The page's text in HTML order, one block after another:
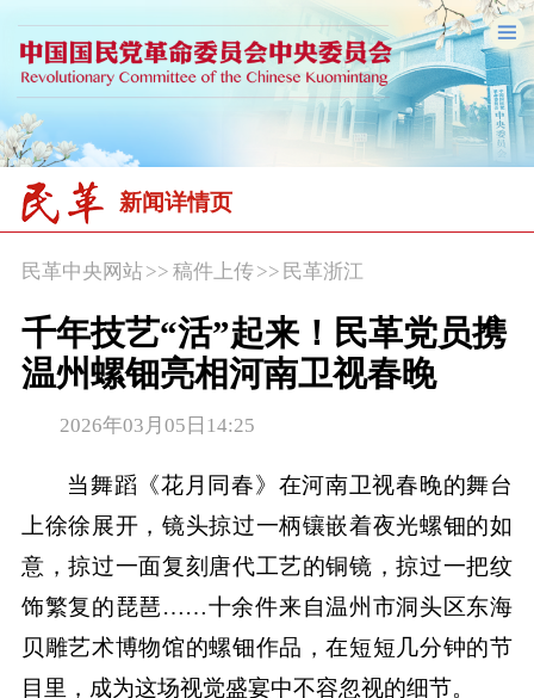
新闻详情页
民革中央网站>> 稿件上传 >> 民革浙江
千年技艺“活”起来！民革党员携
温州螺钿亮相河南卫视春晚
2026年03月05日14:25
当舞蹈《花月同春》在河南卫视春晚的舞台
上徐徐展开，镜头掠过一柄镶嵌着夜光螺钿的如
意，掠过一面复刻唐代工艺的铜镜，掠过一把纹
饰繁复的琵琶……十余件来自温州市洞头区东海
贝雕艺术博物馆的螺钿作品，在短短几分钟的节
目里，成为这场视觉盛宴中不容忽视的细节。